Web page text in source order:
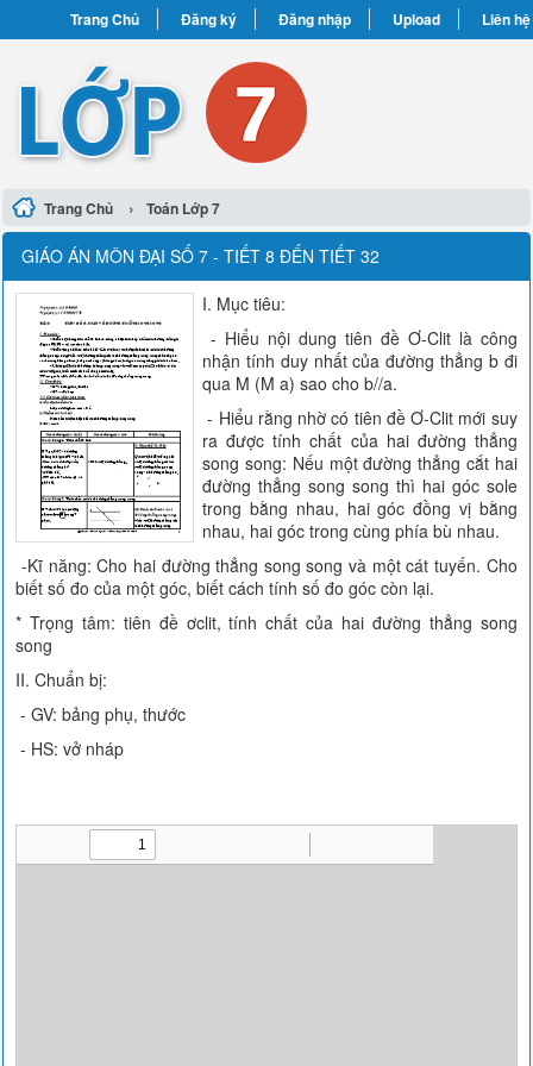
Trang Chủ Đăng ký Đăng nhập Upload Liên hệ
Trang Chủ › Toán Lớp 7
GIÁO ÁN MÔN ĐẠI SỐ 7 - TIẾT 8 ĐẾN TIẾT 32
I. Mục tiêu:
- Hiểu nội dung tiên đề Ơ-Clit là công
nhận tính duy nhất của đường thẳng b đi
qua M (M a) sao cho b//a.
- Hiểu rằng nhờ có tiên đề Ơ-Clit mới suy
ra được tính chất của hai đường thẳng
song song: Nếu một đường thẳng cắt hai
đường thẳng song song thì hai góc sole
trong bằng nhau, hai góc đồng vị bằng
nhau, hai góc trong cùng phía bù nhau.
-Kĩ năng: Cho hai đường thẳng song song và một cát tuyến. Cho
biết số đo của một góc, biết cách tính số đo góc còn lại.
* Trọng tâm: tiên đề ơclit, tính chất của hai đường thẳng song
song
II. Chuẩn bị:
- GV: bảng phụ, thước
- HS: vở nháp